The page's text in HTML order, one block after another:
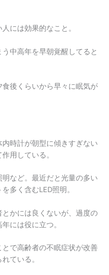
には効果的なこと。
中高年を早朝覚醒してると
後くらいから早々に眠気が
時計が朝型に傾きすぎない
用している。
など。最近だと光量の多い
多く含むLED照明。
かには良くないが、過度の
には役に立つ。
で高齢者の不眠症状が改善
ている。